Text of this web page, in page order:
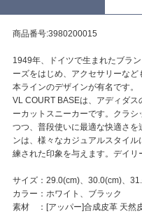
商品番号:3980200015
1949年、ドイツで生まれたブラ
ーズをはじめ、アクセサリーな
本ラインのデザインが有名です。
VL COURT BASEは、アディダ
ーカットスニーカーです。クラ
つつ、普段使いに最適な快適さ
ンは、様々なカジュアルスタイ
練された印象を与えます。デイリ
サイズ：29.0(cm)、30.0(cm)、
カラー：ホワイト、ブラック
素材 ：[アッパー]合成皮革 天然